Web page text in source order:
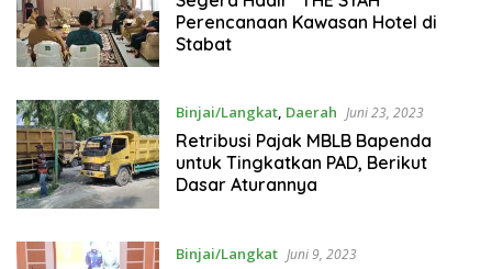
Perencanaan Kawasan Hotel di
Stabat
Binjai/Langkat, Daerah Juni 23, 2023
Retribusi Pajak MBLB Bapenda
untuk Tingkatkan PAD, Berikut
Dasar Aturannya
Binjai/Langkat Juni 9, 2023